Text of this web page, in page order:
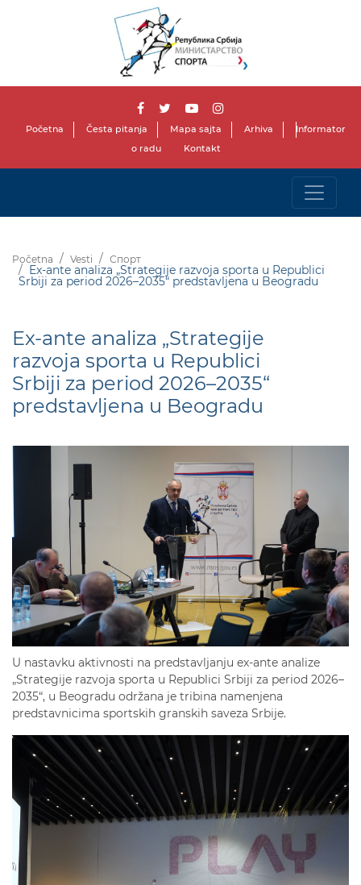
Početna Česta pitanja Mapa sajta Arhiva
Informator
o radu
Kontakt
Početna Vesti Спорт
Ex-ante analiza „Strategije razvoja sporta u Republici
Srbiji za period 2026–2035“ predstavljena u Beogradu
Ex-ante analiza „Strategije
razvoja sporta u Republici
Srbiji za period 2026–2035“
predstavljena u Beogradu
U nastavku aktivnosti na predstavljanju ex-ante analize
„Strategije razvoja sporta u Republici Srbiji za period 2026–
2035“, u Beogradu održana je tribina namenjena
predstavnicima sportskih granskih saveza Srbije.